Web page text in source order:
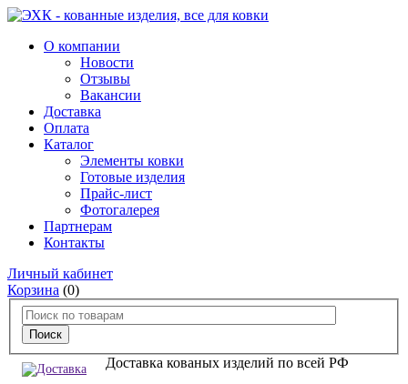
О компании
Новости
Отзывы
Вакансии
Доставка
Оплата
Каталог
Элементы ковки
Готовые изделия
Прайс-лист
Фотогалерея
Партнерам
Контакты
Личный кабинет
Корзина (0)
Доставка кованых изделий по всей РФ